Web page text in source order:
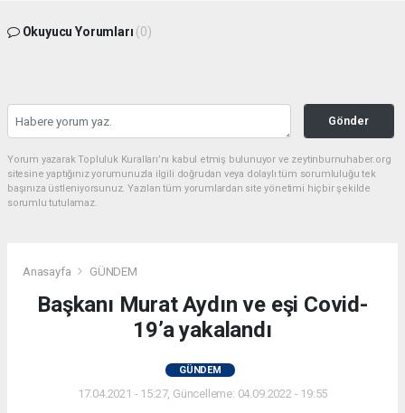
Okuyucu Yorumları (0)
Gönder
Yorum yazarak Topluluk Kuralları’nı kabul etmiş bulunuyor ve zeytinburnuhaber.org
sitesine yaptığınız yorumunuzla ilgili doğrudan veya dolaylı tüm sorumluluğu tek
başınıza üstleniyorsunuz. Yazılan tüm yorumlardan site yönetimi hiçbir şekilde
sorumlu tutulamaz.
Anasayfa GÜNDEM
Başkanı Murat Aydın ve eşi Covid-
19’a yakalandı
GÜNDEM
17.04.2021 - 15:27, Güncelleme: 04.09.2022 - 19:55